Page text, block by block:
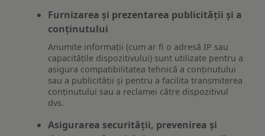
Furnizarea și prezentarea publicității și a
conținutului
Anumite informații (cum ar fi o adresă IP sau
capacitățile dispozitivului) sunt utilizate pentru a
asigura compatibilitatea tehnică a conținutului
sau a publicității și pentru a facilita transmiterea
conținutului sau a reclamei către dispozitivul
dvs.
Asigurarea securității, prevenirea și